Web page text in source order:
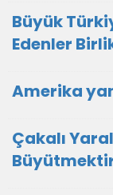
Büyük
Edenler
Amerika
Çakalı